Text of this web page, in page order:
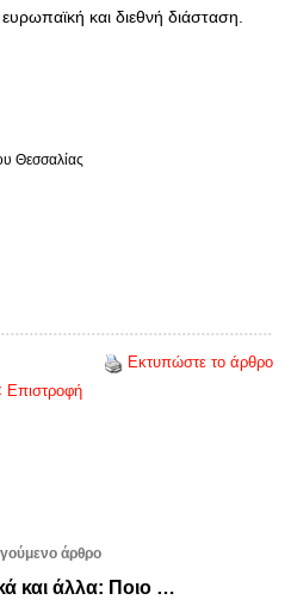
και διεθνή διάσταση.
Θεσσαλίας
Εκτυπώστε το άρθρο
Επιστροφή
άρθρο
και άλλα: Ποιο …